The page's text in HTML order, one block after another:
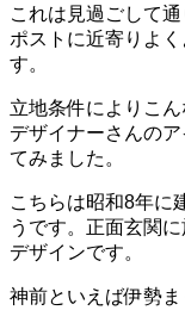
これは見過ごして
ポストに近寄りよ
す。
立地条件によりこ
デザイナーさんの
てみました。
こちらは昭和8年に
うです。正面玄関
デザインです。
神前といえば伊勢ま